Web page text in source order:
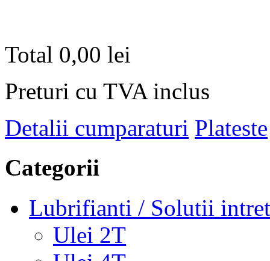
Total 0,00 lei
Preturi cu TVA inclus
Detalii cumparaturi Plateste
Categorii
Lubrifianti / Solutii
Ulei 2T